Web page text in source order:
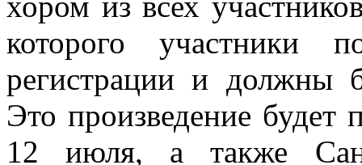
которого участники
регистрации и должны
Это произведение
12 июля, а также